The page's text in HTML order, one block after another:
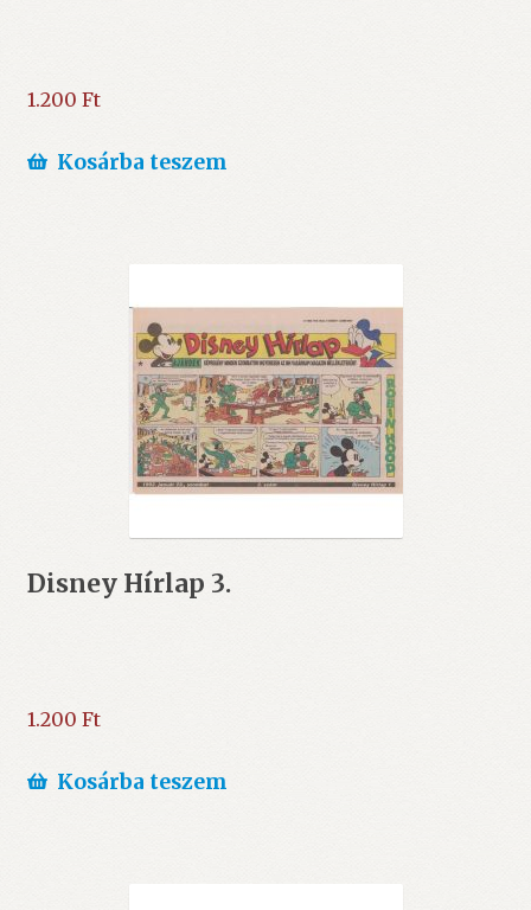
1.200 Ft
Kosárba teszem
Disney Hírlap 3.
1.200 Ft
Kosárba teszem